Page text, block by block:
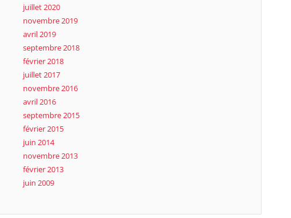
juillet 2020
novembre 2019
avril 2019
septembre 2018
février 2018
juillet 2017
novembre 2016
avril 2016
septembre 2015
février 2015
juin 2014
novembre 2013
février 2013
juin 2009